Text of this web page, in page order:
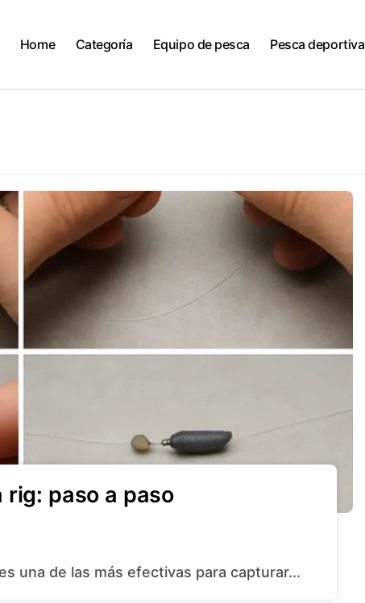
Home Categoría Equipo de pesca Pesca deportiva
rig: paso a paso
una de las más efectivas para capturar...